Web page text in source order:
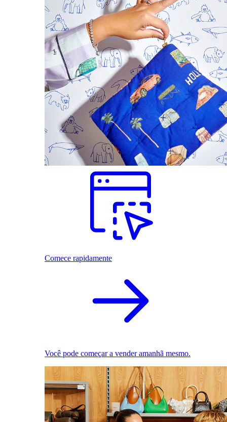
Comece rapidamente
Você pode começar a vender amanhã mesmo.